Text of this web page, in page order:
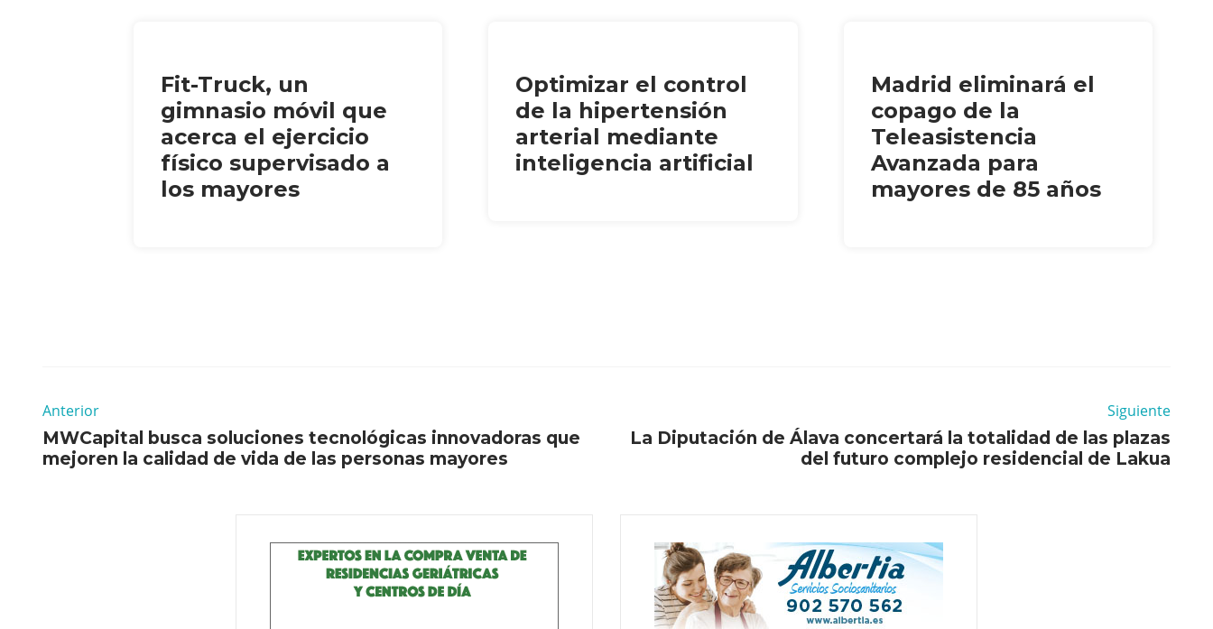
Fit-Truck, un
gimnasio móvil que
acerca el ejercicio
físico supervisado a
los mayores
Optimizar el control
de la hipertensión
arterial mediante
inteligencia artificial
Madrid eliminará el
copago de la
Teleasistencia
Avanzada para
mayores de 85 años
Anterior
MWCapital busca soluciones tecnológicas innovadoras que
mejoren la calidad de vida de las personas mayores
Siguiente
La Diputación de Álava concertará la totalidad de las plazas
del futuro complejo residencial de Lakua